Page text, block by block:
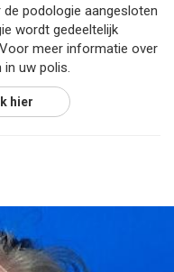
podologie aangesloten
wordt gedeeltelijk
meer informatie over
in uw polis.
hier